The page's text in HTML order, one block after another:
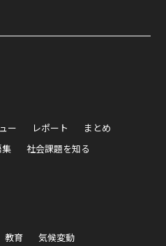
ー レポート
まとめ
集 社会課題を知る
教育
気候変動